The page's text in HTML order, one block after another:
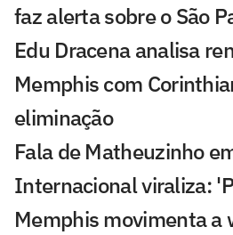
faz alerta sobre o São
Edu Dracena analisa
Memphis com
eliminação
Fala de Matheuzinho
Internacional viraliza:
Memphis movimenta a